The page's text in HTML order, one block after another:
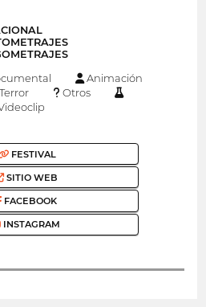
Animación
Terror
Otros
FESTIVAL
SITIO WEB
FACEBOOK
INSTAGRAM